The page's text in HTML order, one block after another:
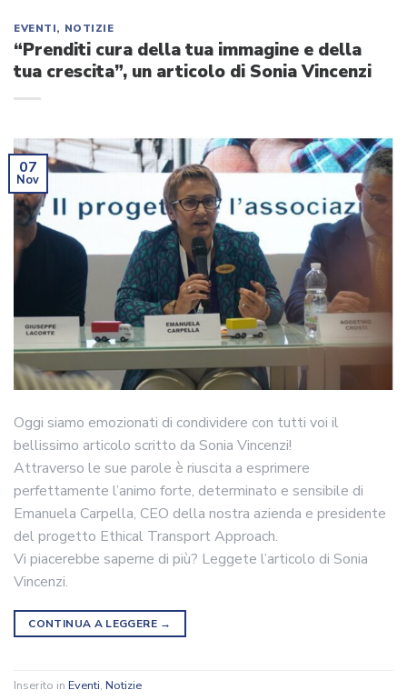
EVENTI, NOTIZIE
“Prenditi cura della tua immagine e della
tua crescita”, un articolo di Sonia Vincenzi
07
Nov
Oggi siamo emozionati di condividere con tutti voi il
bellissimo articolo scritto da Sonia Vincenzi!
Attraverso le sue parole è riuscita a esprimere
perfettamente l’animo forte, determinato e sensibile di
Emanuela Carpella, CEO della nostra azienda e presidente
del progetto Ethical Transport Approach.
Vi piacerebbe saperne di più? Leggete l’articolo di Sonia
Vincenzi.
CONTINUA A LEGGERE →
Inserito in Eventi, Notizie